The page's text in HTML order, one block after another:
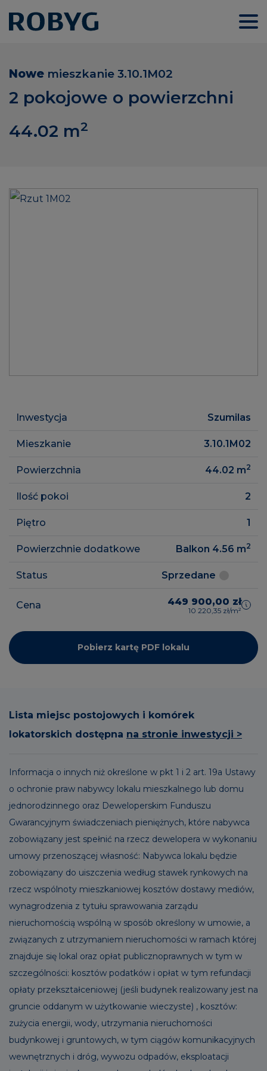
Nowe mieszkanie 3.10.1M02
2 pokojowe o powierzchni
44.02 m2
Inwestycja Szumilas
Mieszkanie 3.10.1M02
Powierzchnia 44.02 m2
Ilość pokoi 2
Piętro 1
Powierzchnie dodatkowe Balkon 4.56 m2
Status Sprzedane
Cena 449 900,00 zł
10 220,35 zł/m²
Pobierz kartę PDF lokalu
Lista miejsc postojowych i komórek
lokatorskich dostępna na stronie inwestycji >
Informacja o innych niż określone w pkt 1 i 2 art. 19a Ustawy
o ochronie praw nabywcy lokalu mieszkalnego lub domu
jednorodzinnego oraz Deweloperskim Funduszu
Gwarancyjnym świadczeniach pieniężnych, które nabywca
zobowiązany jest spełnić na rzecz dewelopera w wykonaniu
umowy przenoszącej własność: Nabywca lokalu będzie
zobowiązany do uiszczenia według stawek rynkowych na
rzecz wspólnoty mieszkaniowej kosztów dostawy mediów,
wynagrodzenia z tytułu sprawowania zarządu
nieruchomością wspólną w sposób określony w umowie, a
związanych z utrzymaniem nieruchomości w ramach której
znajduje się lokal oraz opłat publicznoprawnych w tym w
szczególności: kosztów podatków i opłat w tym refundacji
opłaty przekształceniowej (jeśli budynek realizowany jest na
gruncie oddanym w użytkowanie wieczyste) , kosztów:
zużycia energii, wody, utrzymania nieruchomości
budynkowej i gruntowych, w tym ciągów komunikacyjnych
wewnętrznych i dróg, wywozu odpadów, eksploatacji